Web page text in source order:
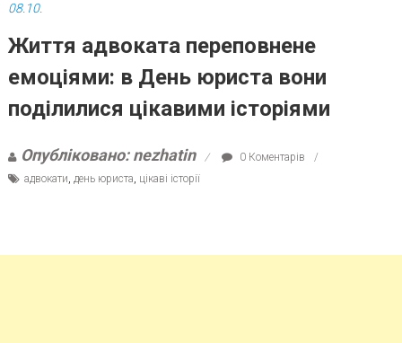
08.10.
Життя адвоката переповнене
емоціями: в День юриста вони
поділилися цікавими історіями
Опубліковано: nezhatin
0 Коментарів
адвокати, день юриста, цікаві історії